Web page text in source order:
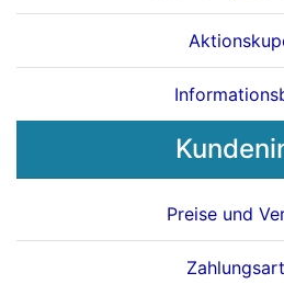
Preise und